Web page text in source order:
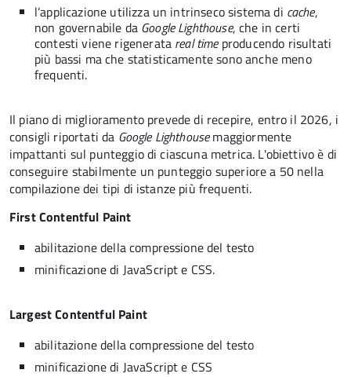
l’applicazione utilizza un intrinseco sistema di cache,
non governabile da Google Lighthouse, che in certi
contesti viene rigenerata real timeproducendo risultati
più bassi ma che statisticamente sono anche meno
frequenti.
Il piano di miglioramento prevede di recepire, entro il 2026, i
consigli riportati da Google Lighthousemaggiormente
impattanti sul punteggio di ciascuna metrica. L'obiettivo è di
conseguire stabilmente un punteggio superiore a 50 nella
compilazione dei tipi di istanze più frequenti.
First Contentful Paint
abilitazione della compressione del testo
minificazione di JavaScript e CSS.
Largest Contentful Paint
abilitazione della compressione del testo
minificazione di JavaScript e CSS